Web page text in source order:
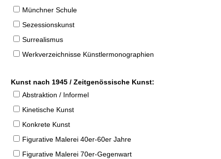
Münchner Schule
Sezessionskunst
Surrealismus
Werkverzeichnisse Künstlermonographien
Kunst nach 1945 / Zeitgenössische Kunst:
Abstraktion / Informel
Kinetische Kunst
Konkrete Kunst
Figurative Malerei 40er-60er Jahre
Figurative Malerei 70er-Gegenwart